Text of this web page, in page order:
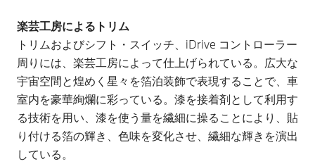
楽芸工房によるトリム
トリムおよびシフト・スイッチ、iDrive コントローラー
周りには、楽芸工房によって仕上げられている。広大な
宇宙空間と煌めく星々を箔泊装飾で表現することで、車
室内を豪華絢爛に彩っている。漆を接着剤として利用す
る技術を用い、漆を使う量を繊細に操ることにより、貼
り付ける箔の輝き、色味を変化させ、繊細な輝きを演出
している。